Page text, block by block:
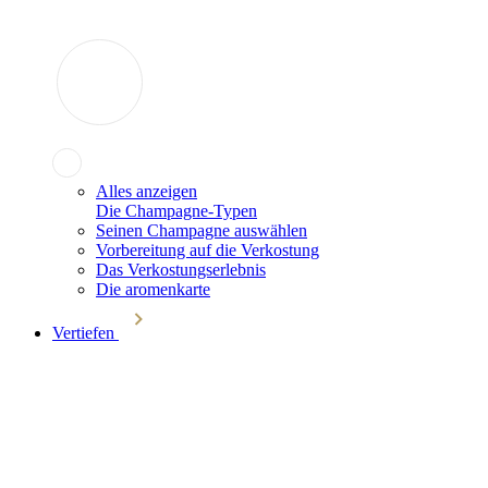
Alles anzeigen
Die Champagne-Typen
Seinen Champagne auswählen
Vorbereitung auf die Verkostung
Das Verkostungserlebnis
Die aromenkarte
Vertiefen